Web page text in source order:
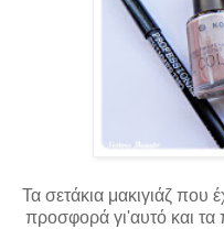
Τα σετάκια μακιγιάζ που
προσφορά γι'αυτό και τα